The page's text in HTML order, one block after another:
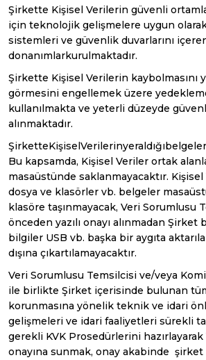
Şirkette Kişisel Verilerin güvenli
için teknolojik gelişmelere uygun
sistemleri ve güvenlik duvarlarını
donanımlarkurulmaktadır.
Şirkette Kişisel Verilerin kaybolmasını
görmesini engellemek üzere
kullanılmakta ve yeterli düzeyde
alınmaktadır.
Bu kapsamda, Kişisel Veriler ortak
masaüstünde saklanmayacaktır. Kişisel
dosya ve klasörler vb. belgeler
klasöre taşınmayacak, Veri Sorumlusu
önceden yazılı onayı alınmadan Şirket
bilgiler USB vb. başka bir aygıta
dışına çıkartılamayacaktır.
Veri Sorumlusu Temsilcisi ve/veya
ile birlikte Şirket içerisinde bulunan
korunmasına yönelik teknik ve idari
gelişmeleri ve idari faaliyetleri sürekli
gerekli KVK Prosedürlerini
onayına sunmak, onay akabinde